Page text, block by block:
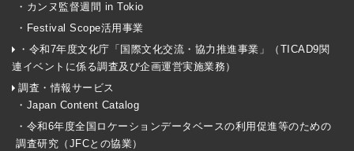
・カンヌ監督週間 in Tokio
・Festival Scope活用事業
・令和7年度文化庁「国際文化交流・協力推進事業」（TICAD9関
連イベントに係る調査及び企画運営実施業務）
調査・情報サービス
・Japan Content Catalog
・令和6年度全国ロケーションデータベースの利用促進等のための
調査研究（JFCとの協業）